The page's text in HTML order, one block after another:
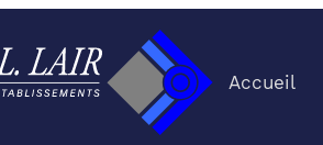
Accueil